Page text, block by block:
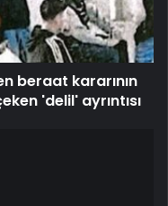
beraat kararının
'delil' ayrıntısı